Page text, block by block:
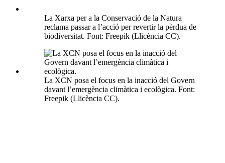
La Xarxa per a la Conservació de la Natura
reclama passar a l’acció per revertir la pèrdua de
biodiversitat. Font: Freepik (Llicència CC).
La XCN posa el focus en la inacció del Govern
davant l’emergència climàtica i ecològica. Font:
Freepik (Llicència CC).